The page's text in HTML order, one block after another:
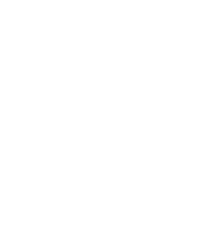
Un total de
Allí, los investigadores
con un sofisticado
extraída de un río,
efecto», explica la
de la droga contaba